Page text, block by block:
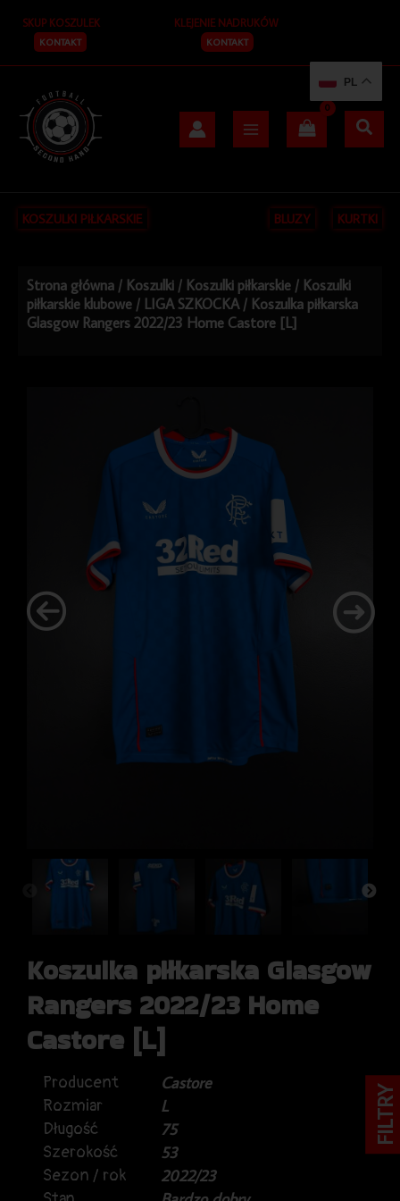
treści
SKUP KOSZULEK
KONTAKT
KLEJENIE NADRUKÓW
KONTAKT
KOSZULKI PIŁKARSKIE BLUZY KURTKI
Strona główna / Koszulki / Koszulki piłkarskie / Koszulki
piłkarskie klubowe / LIGA SZKOCKA / Koszulka piłkarska
Glasgow Rangers 2022/23 Home Castore [L]
Koszulka piłkarska Glasgow
Rangers 2022/23 Home
Castore [L]
Producent
Castore
Rozmiar
L
Długość
75
Szerokość
53
Sezon / rok
2022/23
PL
FILTRY